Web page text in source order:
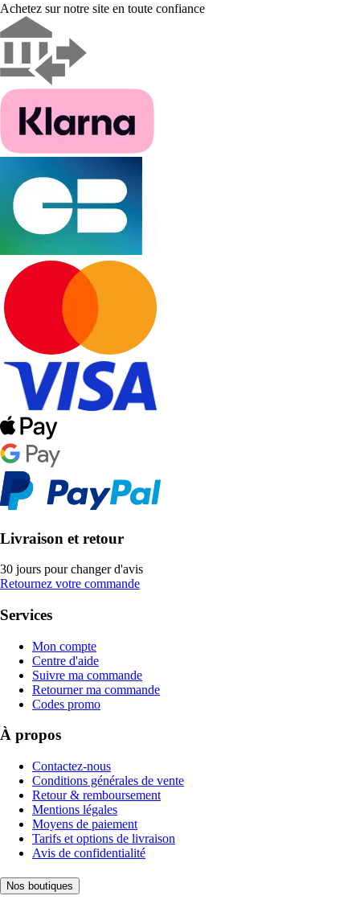
Achetez sur notre site en toute confiance
Livraison et retour
30 jours pour changer d'avis
Retournez votre commande
Services
Mon compte
Centre d'aide
Suivre ma commande
Retourner ma commande
Codes promo
À propos
Contactez-nous
Conditions générales de vente
Retour & remboursement
Mentions légales
Moyens de paiement
Tarifs et options de livraison
Avis de confidentialité
Nos boutiques